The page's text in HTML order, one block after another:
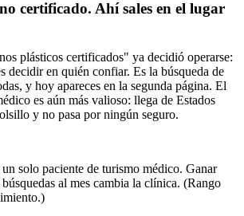
certificado. Ahí sales en el lugar
plásticos certificados" ya decidió operarse:
decidir en quién confiar. Es la búsqueda de
y hoy apareces en la segunda página. El
es aún más valioso: llega de Estados
y no pasa por ningún seguro.
solo paciente de turismo médico. Ganar
búsquedas al mes cambia la clínica. (Rango